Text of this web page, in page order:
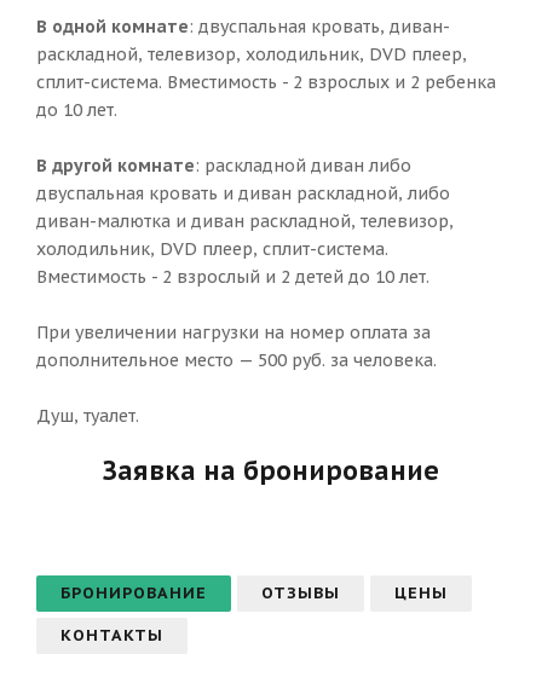
В одной комнате: двуспальная кровать, диван-
раскладной, телевизор, холодильник, DVD плеер,
сплит-система. Вместимость - 2 взрослых и 2 ребенка
до 10 лет.
В другой комнате: раскладной диван либо
двуспальная кровать и диван раскладной, либо
диван-малютка и диван раскладной, телевизор,
холодильник, DVD плеер, сплит-система.
Вместимость - 2 взрослый и 2 детей до 10 лет.
При увеличении нагрузки на номер оплата за
дополнительное место — 500 руб. за человека.
Душ, туалет.
Заявка на бронирование
БРОНИРОВАНИЕ ОТЗЫВЫ ЦЕНЫ
КОНТАКТЫ